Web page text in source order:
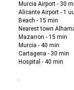
Murcia Airport - 30
Alicante Airport - 1
Beach - 15 min
Nearest town
Mazarron - 15 min
Murcia - 40 min
Cartagena - 30 min
Hospital - 40 min
.